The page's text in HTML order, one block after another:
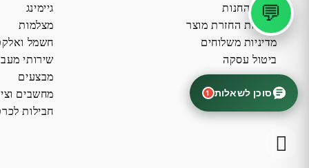
סוכן לשאלות 1
💬
תקנון החנות
מדיניות החזרת מוצר
מדיניות משלוחים
ביטול עסקה
גיימינג
מצלמות
חשמל
שירותי
מבצעים
מחשבים
חבילות